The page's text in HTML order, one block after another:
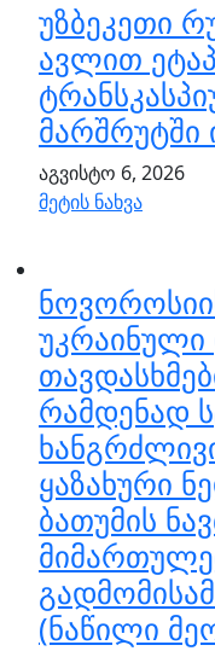
უზბეკეთი
ავლით
მარშრუტში
აგვისტო 6, 2026
მეტის ნახვა
რამდენად
ყაზახური
ბათუმის
(ნაწილი